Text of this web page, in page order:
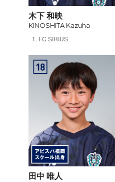
木下 和映
KINOSHITA Kazuha
FC SIRIUS
田中 唯人